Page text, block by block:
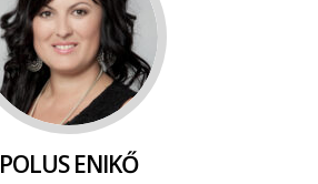
POLUS ENIKŐ